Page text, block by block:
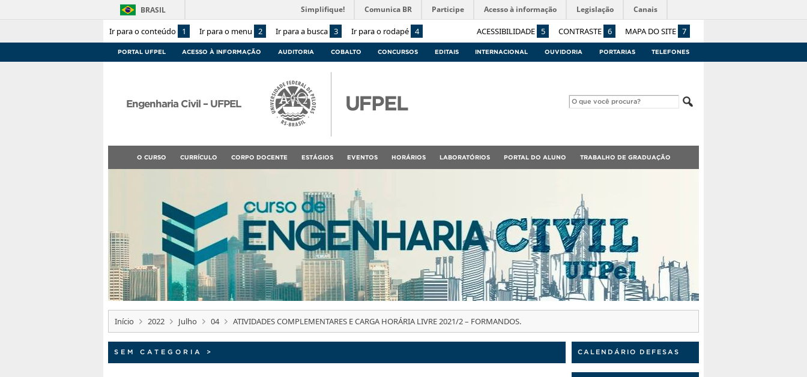
Ir para o conteúdo 1 Ir para o menu 2 Ir para a busca 3 Ir para o rodapé 4 ACESSIBILIDADE 5 CONTRASTE 6 MAPA DO SITE 7
BRASIL Simplifique! Comunica BR Participe Acesso à informação Legislação Canais
PORTAL UFPEL ACESSO À INFORMAÇÃO AUDITORIA COBALTO CONCURSOS EDITAIS INTERNACIONAL OUVIDORIA PORTARIAS TELEFONES
Engenharia Civil – UFPEL
O CURSO CURRÍCULO CORPO DOCENTE ESTÁGIOS EVENTOS HORÁRIOS LABORATÓRIOS PORTAL DO ALUNO TRABALHO DE GRADUAÇÃO
Início 2022 Julho 04 ATIVIDADES COMPLEMENTARES E CARGA HORÁRIA LIVRE 2021/2 – FORMANDOS.
SEM CATEGORIA > CALENDÁRIO DEFESAS